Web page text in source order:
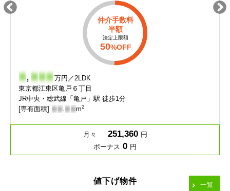
仲介手数料
半額
法定上限額
50%OFF
- ,- - - 万円／2LDK
東京都江東区亀戸６丁目
JR中央・総武線「亀戸」駅 徒歩1分
[専有面積] - - .- - m2
月々 251,360 円
ボーナス 0 円
値下げ物件 一覧